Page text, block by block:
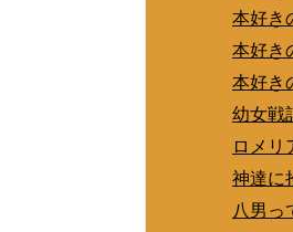
本好き
本好き
本好き
幼女戦
ロメリ
神達に
八男っ